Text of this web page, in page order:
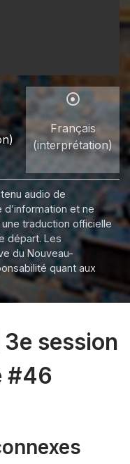
Français
(interprétation)
audio de
d’information et ne
traduction officielle
départ. Les
du Nouveau-
quant aux
session
#46